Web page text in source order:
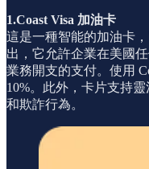
1.Coast Visa 加油卡
這是一種智能的加油卡
出，它允許企業在美國
業務開支的支付。使用
10%。此外，卡片支持
和欺詐行為。